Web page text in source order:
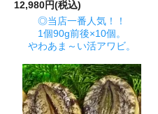
12,980円(税込)
◎当店一番人気！！
1個90g前後×10個。
やわあま～い活アワビ。